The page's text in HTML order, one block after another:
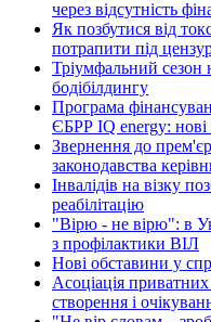
через відсутність
Як позбутися від
потрапити під
Тріумфальний сезон
бодібілдингу
Програма
ЄБРР IQ energy: нові
Звернення до
законодавства
Інвалідів на візку
реабілітацію
"Вірю - не вірю": в
з профілактики ВІЛ
Нові обставини у
Асоціація
створення і